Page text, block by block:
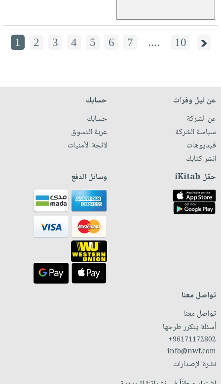
1 2 3 4 5 6 7 .... 10
عن نيل وفرات
عن الشركة
سياسة الشركة
فيديوهات
انشر كتابك
حسابك
حسابك
عربة التسوق
لائحة الأمنيات
حمّل iKitab وسائل الدفع
تواصل معنا
تواصل معنا
أسئلة يتكرر طرحها
+96171172802
info@nwf.com
نشرة الإصدارات